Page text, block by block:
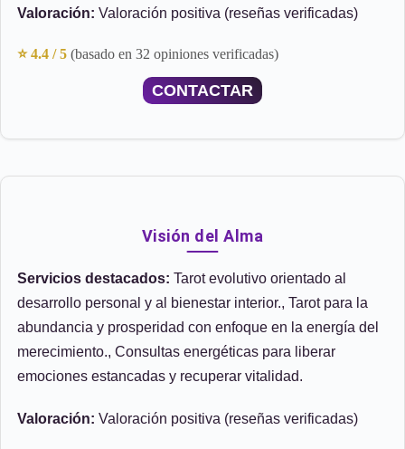
Valoración: Valoración positiva (reseñas verificadas)
⭐ 4.4 / 5 (basado en 32 opiniones verificadas)
CONTACTAR
Visión del Alma
Servicios destacados: Tarot evolutivo orientado al
desarrollo personal y al bienestar interior., Tarot para la
abundancia y prosperidad con enfoque en la energía del
merecimiento., Consultas energéticas para liberar
emociones estancadas y recuperar vitalidad.
Valoración: Valoración positiva (reseñas verificadas)